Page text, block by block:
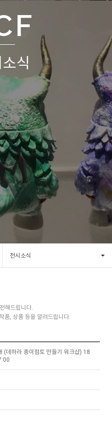
식
전시소식
해드립니다.
품, 상품 등을 알려드립니다.
(데하라 종이점토 만들기 워크샵) 18